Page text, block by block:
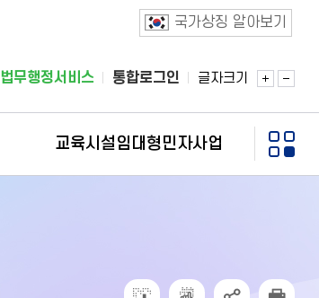
국가상징 알아보기
법무행정서비스 통합로그인 글자크기
교육시설임대형민자사업